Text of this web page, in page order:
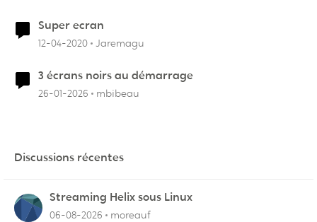
Super ecran
12-04-2020 Jaremagu
3 écrans noirs au démarrage
26-01-2026 mbibeau
Discussions récentes
Streaming Helix sous Linux
06-08-2026 moreauf